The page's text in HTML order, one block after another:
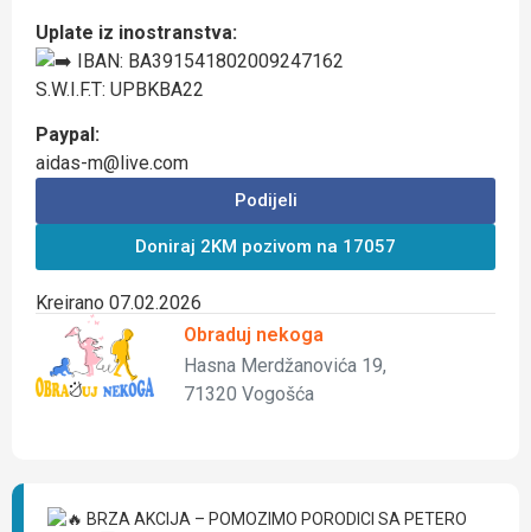
Uplate iz inostranstva:
IBAN: BA391541802009247162
S.W.I.F.T: UPBKBA22
Paypal:
aidas-m@live.com
Podijeli
Doniraj 2KM pozivom na 17057
Kreirano 07.02.2026
Obraduj nekoga
Hasna Merdžanovića 19,
71320 Vogošća
BRZA AKCIJA – POMOZIMO PORODICI SA PETERO